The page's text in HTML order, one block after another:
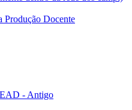
Produção Docente
- Antigo